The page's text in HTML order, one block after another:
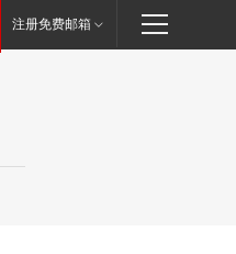
注册免费邮箱